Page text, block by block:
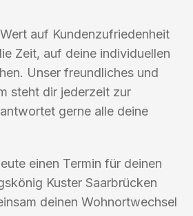
auf Kundenzufriedenheit
Zeit, auf deine individuellen
Unser freundliches und
steht dir jederzeit zur
gerne alle deine
einen Termin für deinen
Kuster Saarbrücken
deinen Wohnortwechsel